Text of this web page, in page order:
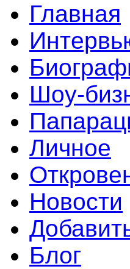
Главная
Шоу-
Личное
Новости
Блог